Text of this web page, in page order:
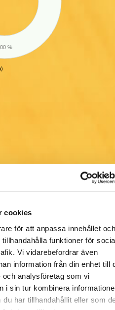
cookies
för att anpassa innehållet och
funktioner för
Vi vidarebefordrar även
information från din enhet till
analysföretag som vi
i sin tur kombinera
har tillhandahållit eller som
%
på karta